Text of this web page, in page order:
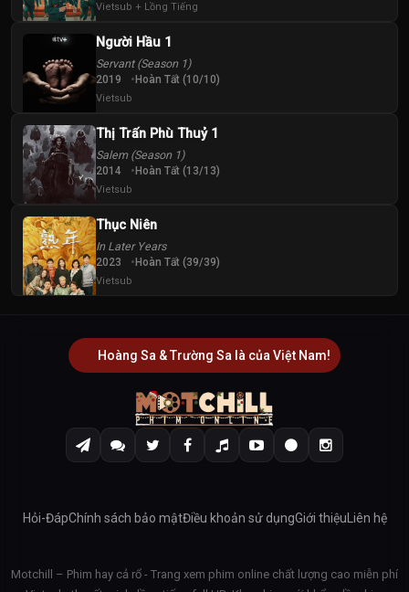
Vietsub + Lồng Tiếng
Người Hầu 1
Servant (Season 1)
2019 Hoàn Tất (10/10)
Vietsub
Thị Trấn Phù Thuỷ 1
Salem (Season 1)
2014 Hoàn Tất (13/13)
Vietsub
Thục Niên
In Later Years
2023 Hoàn Tất (39/39)
Vietsub
Hoàng Sa & Trường Sa là của Việt Nam!
Hỏi-ĐápChính sách bảo mậtĐiều khoản sử dụngGiới thiệu Liên hệ
Motchill – Phim hay cả rổ - Trang xem phim online chất lượng cao miễn phí